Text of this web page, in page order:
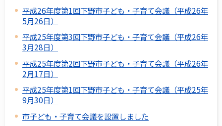
平成26年度第1回下野市子ども・子育て会議（平成26年
5月26日）
平成25年度第3回下野市子ども・子育て会議（平成26年
3月28日）
平成25年度第2回下野市子ども・子育て会議（平成26年
2月17日）
平成25年度第1回下野市子ども・子育て会議（平成25年
9月30日）
市子ども・子育て会議を設置しました